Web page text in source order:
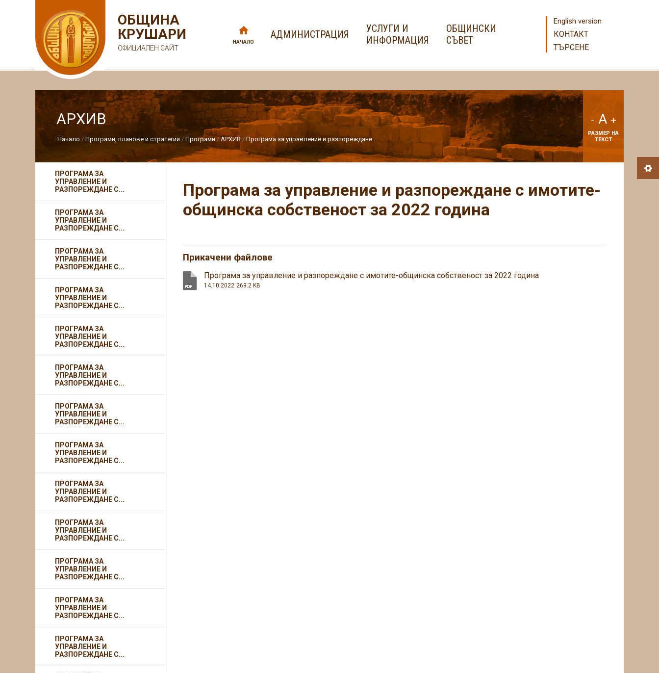
ОБЩИНА
КРУШАРИ
ОФИЦИАЛЕН САЙТ
НАЧАЛО
АДМИНИСТРАЦИЯ
УСЛУГИ И
ИНФОРМАЦИЯ
ОБЩИНСКИ
СЪВЕТ
English version
КОНТАКТ
ТЪРСЕНЕ
АРХИВ
Начало Програми, планове и стратегии Програми АРХИВ Програма за управление и разпореждане...
- A +
РАЗМЕР НА
ТЕКСТ
Програма за управление и разпореждане с имотите-
общинска собственост за 2022 година
Прикачени файлове
Програма за управление и разпореждане с имотите-общинска собственост за 2022 година
14.10.2022 269.2 KB
ПРОГРАМА ЗА
УПРАВЛЕНИЕ И
РАЗПОРЕЖДАНЕ С...
ПРОГРАМА ЗА
УПРАВЛЕНИЕ И
РАЗПОРЕЖДАНЕ С...
ПРОГРАМА ЗА
УПРАВЛЕНИЕ И
РАЗПОРЕЖДАНЕ С...
ПРОГРАМА ЗА
УПРАВЛЕНИЕ И
РАЗПОРЕЖДАНЕ С...
ПРОГРАМА ЗА
УПРАВЛЕНИЕ И
РАЗПОРЕЖДАНЕ С...
ПРОГРАМА ЗА
УПРАВЛЕНИЕ И
РАЗПОРЕЖДАНЕ С...
ПРОГРАМА ЗА
УПРАВЛЕНИЕ И
РАЗПОРЕЖДАНЕ С...
ПРОГРАМА ЗА
УПРАВЛЕНИЕ И
РАЗПОРЕЖДАНЕ С...
ПРОГРАМА ЗА
УПРАВЛЕНИЕ И
РАЗПОРЕЖДАНЕ С...
ПРОГРАМА ЗА
УПРАВЛЕНИЕ И
РАЗПОРЕЖДАНЕ С...
ПРОГРАМА ЗА
УПРАВЛЕНИЕ И
РАЗПОРЕЖДАНЕ С...
ПРОГРАМА ЗА
УПРАВЛЕНИЕ И
РАЗПОРЕЖДАНЕ С...
ПРОГРАМА ЗА
УПРАВЛЕНИЕ И
РАЗПОРЕЖДАНЕ С...